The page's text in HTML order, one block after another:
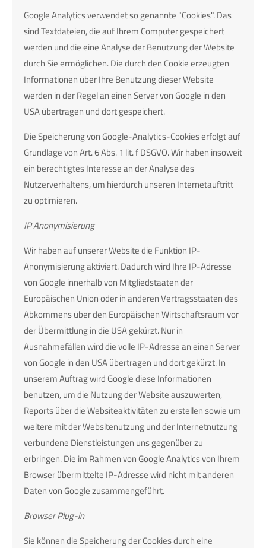
Google Analytics verwendet so genannte "Cookies". Das
sind Textdateien, die auf Ihrem Computer gespeichert
werden und die eine Analyse der Benutzung der Website
durch Sie ermöglichen. Die durch den Cookie erzeugten
Informationen über Ihre Benutzung dieser Website
werden in der Regel an einen Server von Google in den
USA übertragen und dort gespeichert.
Die Speicherung von Google-Analytics-Cookies erfolgt auf
Grundlage von Art. 6 Abs. 1 lit. f DSGVO. Wir haben insoweit
ein berechtigtes Interesse an der Analyse des
Nutzerverhaltens, um hierdurch unseren Internetauftritt
zu optimieren.
IP Anonymisierung
Wir haben auf unserer Website die Funktion IP-
Anonymisierung aktiviert. Dadurch wird Ihre IP-Adresse
von Google innerhalb von Mitgliedstaaten der
Europäischen Union oder in anderen Vertragsstaaten des
Abkommens über den Europäischen Wirtschaftsraum vor
der Übermittlung in die USA gekürzt. Nur in
Ausnahmefällen wird die volle IP-Adresse an einen Server
von Google in den USA übertragen und dort gekürzt. In
unserem Auftrag wird Google diese Informationen
benutzen, um die Nutzung der Website auszuwerten,
Reports über die Websiteaktivitäten zu erstellen sowie um
weitere mit der Websitenutzung und der Internetnutzung
verbundene Dienstleistungen uns gegenüber zu
erbringen. Die im Rahmen von Google Analytics von Ihrem
Browser übermittelte IP-Adresse wird nicht mit anderen
Daten von Google zusammengeführt.
Browser Plug-in
Sie können die Speicherung der Cookies durch eine